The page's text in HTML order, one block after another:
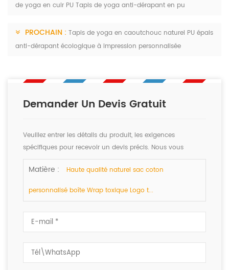
de yoga en cuir PU Tapis de yoga anti-dérapant en pu
PROCHAIN : Tapis de yoga en caoutchouc naturel PU épais
anti-dérapant écologique à impression personnalisée
Demander Un Devis Gratuit
Veuillez entrer les détails du produit, les exigences
spécifiques pour recevoir un devis précis. Nous vous
répondrons dans les plus brefs délais.
Matière : Haute qualité naturel sac coton
personnalisé boîte Wrap toxique Logo t...